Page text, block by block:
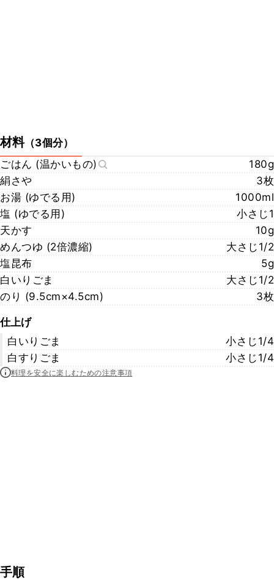
材料（3個分）
ごはん (温かいもの)
180g
絹さや
3枚
お湯 (ゆでる用)
1000ml
塩 (ゆでる用)
小さじ1
天かす
10g
めんつゆ (2倍濃縮)
大さじ1/2
塩昆布
5g
白いりごま
大さじ1/2
のり (9.5cm×4.5cm)
3枚
仕上げ
白いりごま
小さじ1/4
白すりごま
小さじ1/4
料理を安全に楽しむための注意事項
手順